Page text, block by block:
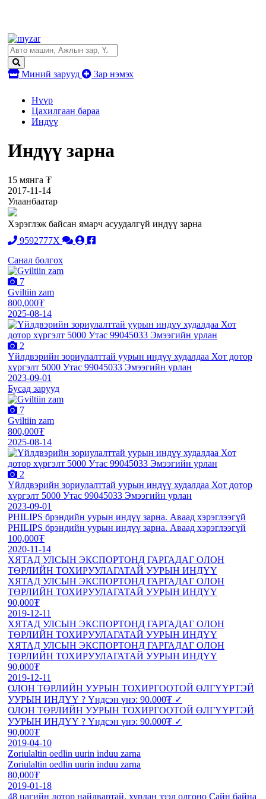
Миний зарууд Зар нэмэх
Нүүр
Цахилгаан бараа
Индүү
Индүү зарна
15 мянга ₮
2017-11-14
Улаанбаатар
Хэрэглэж байсан ямарч асуудалгүй индүү зарна
9592777X
Санал болгох
7
Gviltiin zam
800,000₮
2025-08-14
2
Үйлдвэрийн зориулалттай уурын индүү худалдаа Хот дотор
хүргэлт 5000 Утас 99045033 Эмээгийн урлан
2023-09-01
Бусад зарууд
7
Gviltiin zam
800,000₮
2025-08-14
2
Үйлдвэрийн зориулалттай уурын индүү худалдаа Хот дотор
хүргэлт 5000 Утас 99045033 Эмээгийн урлан
2023-09-01
PHILIPS брэндийн уурын индүү зарна. Аваад хэрэглээгүй
PHILIPS брэндийн уурын индүү зарна. Аваад хэрэглээгүй
100,000₮
2020-11-14
ХЯТАД УЛСЫН ЭКСПОРТОНД ГАРГАДАГ OЛОН
ТӨРЛИЙН ТОХИРУУЛАГАТАЙ УУРЫН ИНДҮҮ
ХЯТАД УЛСЫН ЭКСПОРТОНД ГАРГАДАГ OЛОН
ТӨРЛИЙН ТОХИРУУЛАГАТАЙ УУРЫН ИНДҮҮ
90,000₮
2019-12-11
ХЯТАД УЛСЫН ЭКСПОРТОНД ГАРГАДАГ OЛОН
ТӨРЛИЙН ТОХИРУУЛАГАТАЙ УУРЫН ИНДҮҮ
ХЯТАД УЛСЫН ЭКСПОРТОНД ГАРГАДАГ OЛОН
ТӨРЛИЙН ТОХИРУУЛАГАТАЙ УУРЫН ИНДҮҮ
90,000₮
2019-12-11
ОЛОН ТӨРЛИЙН УУРЫН ТОХИРГООТОЙ ӨЛГҮҮРТЭЙ
УУРЫН ИНДҮҮ ? Үндсэн үнэ: 90.000₮ ✓
ОЛОН ТӨРЛИЙН УУРЫН ТОХИРГООТОЙ ӨЛГҮҮРТЭЙ
УУРЫН ИНДҮҮ ? Үндсэн үнэ: 90.000₮ ✓
90,000₮
2019-04-10
Zoriulaltin oedlin uurin induu zarna
Zoriulaltin oedlin uurin induu zarna
80,000₮
2019-01-18
48 цагийн дотор найдвартай, хурдан зээл олгоно Сайн байна